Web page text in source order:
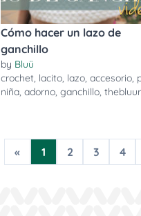
Cómo hacer un lazo de
ganchillo
by Bluü
crochet, lacito, lazo,accesorio,
niña,adorno,ganchillo,
« 1 2 3 4